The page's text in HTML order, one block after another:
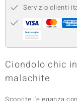
Servizio clienti
Ciondolo chic
malachite